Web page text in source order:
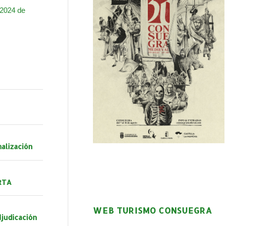
de
WEB TURISMO CONSUEGRA